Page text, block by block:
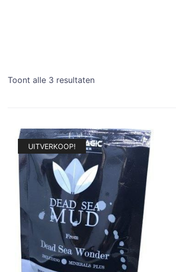
Toont alle 3 resultaten
UITVERKOOP!